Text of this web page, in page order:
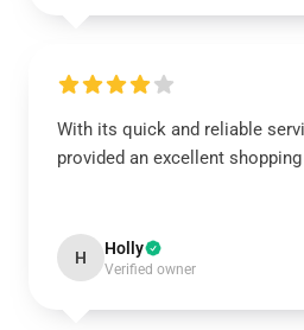
With its quick and reliable
provided an excellent
H Holly
Verified owner